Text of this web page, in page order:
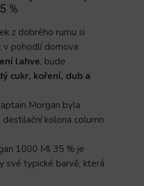
%
z dobrého rumu si
v pohodlí domova
lahve, bude
cukr, koření, dub a
Morgan byla
kolona column
1000 Ml 35 % je
své typické barvě, která